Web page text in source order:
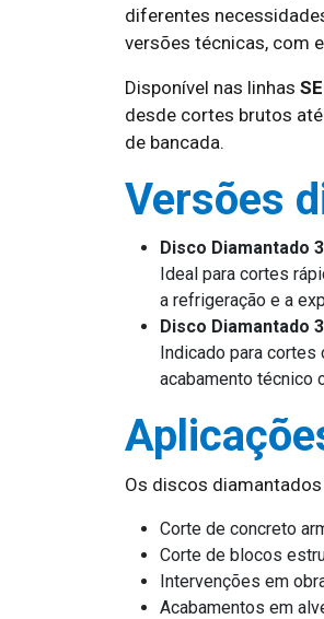
diferentes
versões técnicas, com
Disponível nas linhas
desde cortes brutos
de bancada.
Versões
Disco Diamantado
Ideal para cortes
a refrigeração e a
Disco Diamantado
Indicado para cortes
acabamento técnico
Os discos
Corte de concreto
Corte de blocos
Intervenções em
Acabamentos em